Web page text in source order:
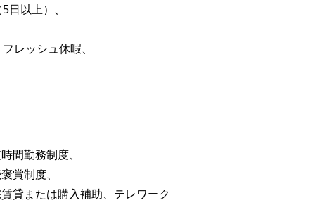
以上）、
レッシュ休暇、
間勤務制度、
賞制度、
貸または購入補助、テレワーク